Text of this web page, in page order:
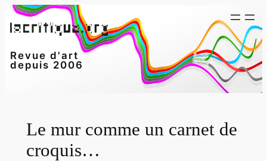
Aller
au
Revue d'art
depuis 2006
Le mur comme un carnet de
croquis…